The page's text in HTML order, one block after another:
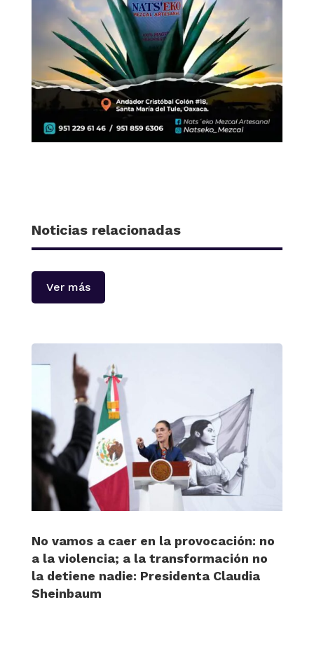
Noticias relacionadas
Ver más
No vamos a caer en la provocación: no
a la violencia; a la transformación no
la detiene nadie: Presidenta Claudia
Sheinbaum